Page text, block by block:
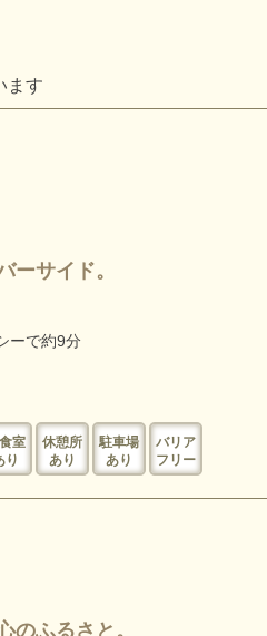
ます
ーサイド。
ーで約9分
室
り
休憩所
あり
駐車場
あり
バリア
フリー
のふるさと。